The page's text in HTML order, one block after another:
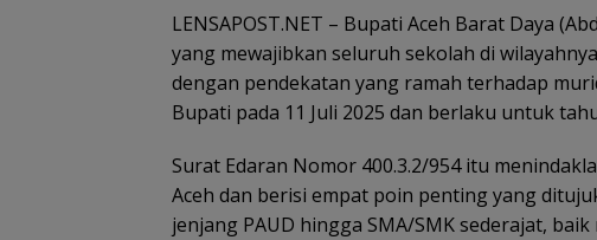
LENSAPOST.NET – Bupati Aceh Barat Daya
yang mewajibkan seluruh sekolah di
dengan pendekatan yang ramah terhadap
Bupati pada 11 Juli 2025 dan berlaku untuk
Surat Edaran Nomor 400.3.2/954 itu
Aceh dan berisi empat poin penting yang
jenjang PAUD hingga SMA/SMK sederajat,